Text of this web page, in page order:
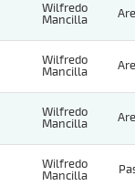
Wilfredo
Mancilla
Wilfredo
Mancilla
Wilfredo
Mancilla
Wilfredo
Mancilla